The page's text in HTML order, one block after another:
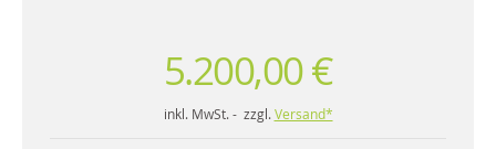
5.200,00 €
inkl. MwSt. - zzgl. Versand*